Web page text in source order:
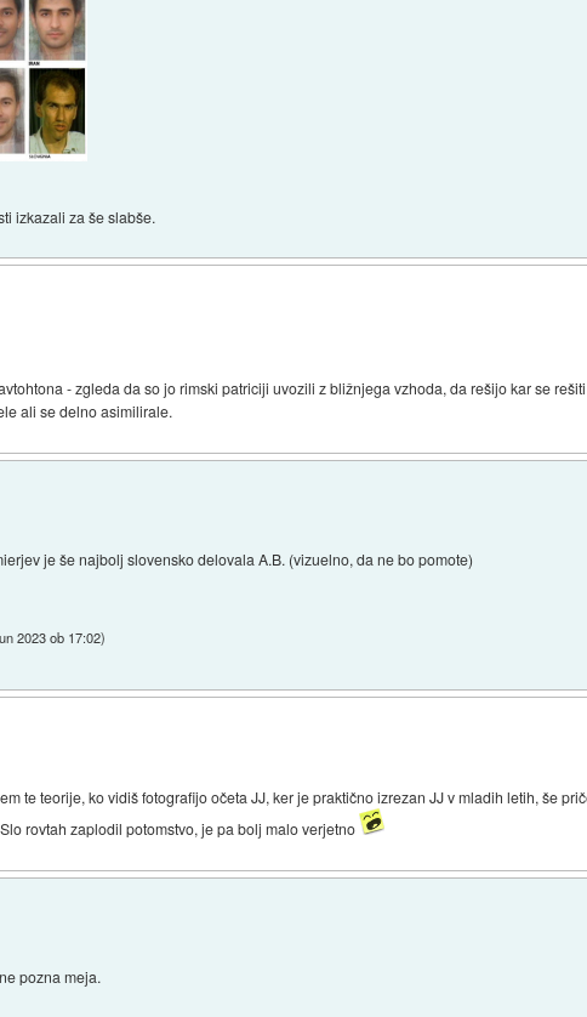
izkazali za še slabše.
- zgleda da so jo rimski patriciji uvozili z bližnjega vzhoda, da rešijo kar se
ali se delno asimilirale.
je še najbolj slovensko delovala A.B. (vizuelno, da ne bo pomote)
2023 ob 17:02)
te teorije, ko vidiš fotografijo očeta JJ, ker je praktično izrezan JJ v mladih letih, še
rovtah zaplodil potomstvo, je pa bolj malo verjetno
pozna meja.